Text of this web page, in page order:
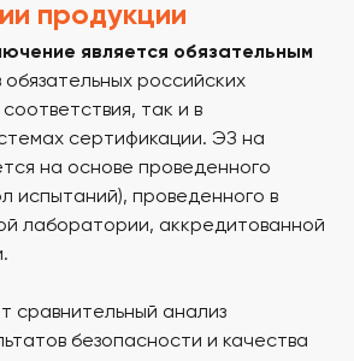
продукции
является обязательным
обязательных российских
так и в
сертификации. ЭЗ на
на основе проведенного
испытаний), проведенного в
лаборатории, аккредитованной
сравнительный анализ
безопасности и качества